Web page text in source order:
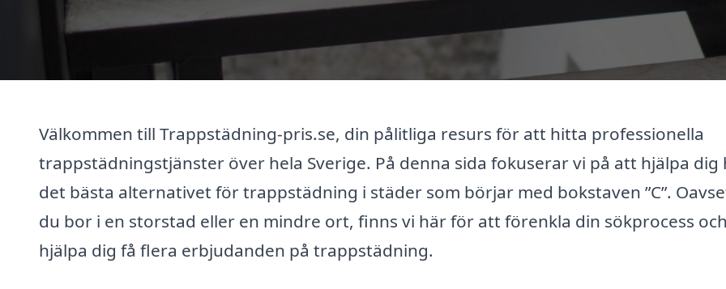
Välkommen till Trappstädning-pris.se, din pålitliga resurs för att hitta professionella
trappstädningstjänster över hela Sverige. På denna sida fokuserar vi på att hjälpa dig
det bästa alternativet för trappstädning i städer som börjar med bokstaven ”C”.
du bor i en storstad eller en mindre ort, finns vi här för att förenkla din sökprocess
hjälpa dig få flera erbjudanden på trappstädning.